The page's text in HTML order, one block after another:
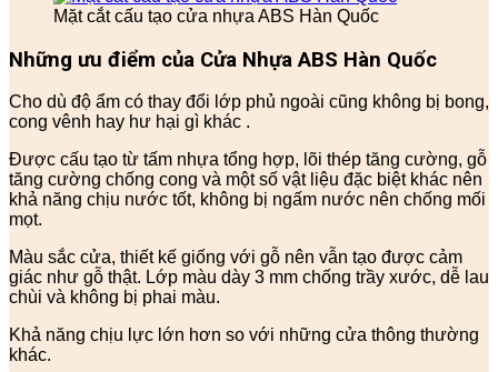
Mặt cắt cấu tạo cửa nhựa ABS Hàn Quốc
Những ưu điểm của Cửa Nhựa ABS Hàn Quốc
Cho dù độ ẩm có thay đổi lớp phủ ngoài cũng không bị bong,
cong vênh hay hư hại gì khác .
Được cấu tạo từ tấm nhựa tổng hợp, lõi thép tăng cường, gỗ
tăng cường chống cong và một số vật liệu đặc biệt khác nên
khả năng chịu nước tốt, không bị ngấm nước nên chống mối
mọt.
Màu sắc cửa, thiết kế giống với gỗ nên vẫn tạo được cảm
giác như gỗ thật. Lớp màu dày 3 mm chống trầy xước, dễ lau
chùi và không bị phai màu.
Khả năng chịu lực lớn hơn so với những cửa thông thường
khác.